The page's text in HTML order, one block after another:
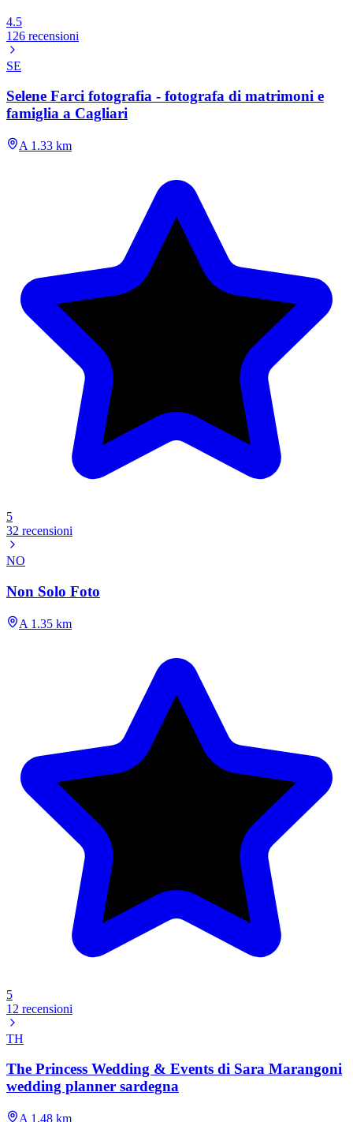
4.5
126 recensioni
SE
Selene Farci fotografia - fotografa di matrimoni e
famiglia a Cagliari
A 1.33 km
5
32 recensioni
NO
Non Solo Foto
A 1.35 km
5
12 recensioni
TH
The Princess Wedding & Events di Sara Marangoni
wedding planner sardegna
A 1.48 km